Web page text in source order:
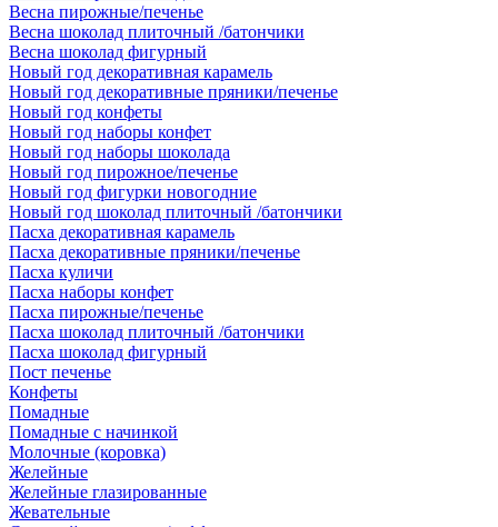
Весна пирожные/печенье
Весна шоколад плиточный /батончики
Весна шоколад фигурный
Новый год декоративная карамель
Новый год декоративные пряники/печенье
Новый год конфеты
Новый год наборы конфет
Новый год наборы шоколада
Новый год пирожное/печенье
Новый год фигурки новогодние
Новый год шоколад плиточный /батончики
Пасха декоративная карамель
Пасха декоративные пряники/печенье
Пасха куличи
Пасха наборы конфет
Пасха пирожные/печенье
Пасха шоколад плиточный /батончики
Пасха шоколад фигурный
Пост печенье
Конфеты
Помадные
Помадные с начинкой
Молочные (коровка)
Желейные
Желейные глазированные
Жевательные